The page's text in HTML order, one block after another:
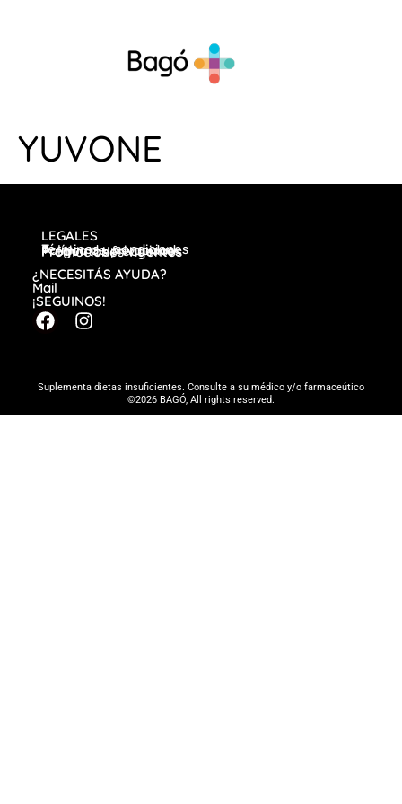
YUVONE
LEGALES
Términos y condiciones
Política de privacidad
Preguntas frecuentes
Promociones vigentes
¿NECESITÁS AYUDA?
Mail
¡SEGUINOS!
Suplementa dietas insuficientes. Consulte a su médico y/o farmaceútico
©2026 BAGÓ, All rights reserved.